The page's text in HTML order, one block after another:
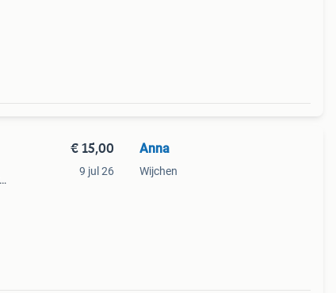
€ 15,00
9 jul 26
Anna
Wijchen